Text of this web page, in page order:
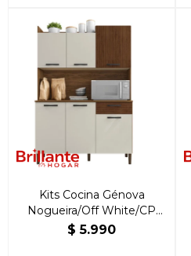
Kits Cocina Génova
Nogueira/Off White/CP
Ripado
$ 5.990